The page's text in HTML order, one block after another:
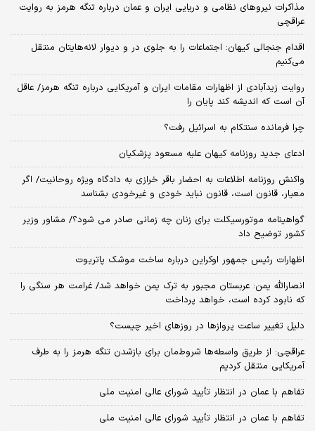
مذاکرات نیروهای نظامی و دریایی ایران و عمان درباره تنگه هرمز به روایت
عراقچی
اقدام جنجالی کیهان: اجتماعات را به جلوی در و دیوار لانه‌هایتان منتقل
می‌کنیم
روایت زیدآبادی از اظهارات مقامات ایران و آمریکایی درباره تنگه هرمز/ عاقل
آن است که اندیشه کند پایان را
چرا فرمانده سنتکام به اسرائیل رفت؟
ادعای جدید روزنامه کیهان علیه مسعود پزشکیان
واکنش روزنامه اطلاعات به احضار باقر خرازی به دادگاه ویژه روحانیت/ اگر
معیار، قانون است، قانون نباید خودی و غیرخودی بشناسد
گواهینامه موتورسیکلت برای زنان چه زمانی صادر می شود؟/ مشاور وزیر
کشور توضیح داد
اظهارات رئیس جمهور اوکراین درباره ساخت موشک پاتریوت
انصارالله یمن: عربستان مجبور به ترک یمن خواهد شد/ غرامت هر سنگی را
که نابود کرده است، خواهد پرداخت
دلیل تغییر ساعت پروازها در روزهای اخیر چیست؟
عراقچی: از طریق واسطه‌ها شروط‌مان برای بازشدن تنگه هرمز را به طرف
آمریکایی منتقل کردیم
تفاهم با عمان در انتظار تأیید شورای عالی امنیت ملی
تفاهم با عمان در انتظار تأیید شورای عالی امنیت ملی